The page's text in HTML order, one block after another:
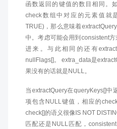
函数返回的键值的数目相同。
check数组中对应的元素值就
TRUE)，那么意味着
中。考虑可能会用到consistent
进来。与此相同的还有
nullFlags[]。 extra_data是
果没有的话就是NULL。
当extractQuery在queryKeys[]中
项包含NULL键值，相应的
check[]的语义很像IS NOT
匹配还是NULL匹配，